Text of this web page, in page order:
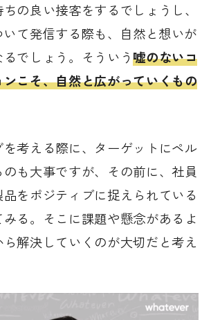
の良い接客をするでしょうし、
て発信する際も、自然と想いが
でしょう。そういう嘘のないコ
こそ、自然と広がっていくもの
考える際に、ターゲットにペル
も大事ですが、その前に、社員
をポジティブに捉えられている
る。そこに課題や懸念があるよ
ら解決していくのが大切だと考え